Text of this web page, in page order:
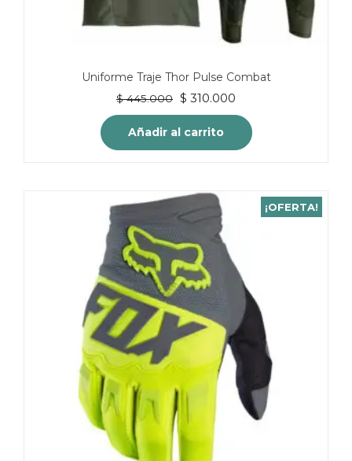
Uniforme Traje Thor Pulse Combat
$445.000
El
precio
original
era:
$ 310.000
precio
actual
es:
Añadir al carrito
¡OFERTA!